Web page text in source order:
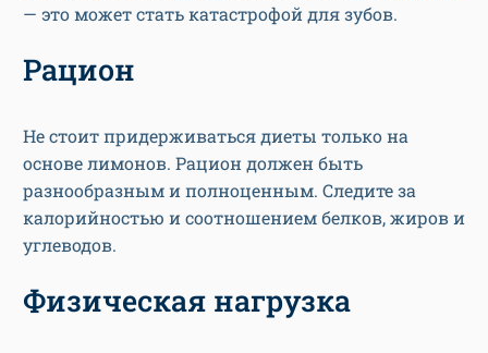
— это может стать катастрофой для зубов.
Рацион
Не стоит придерживаться диеты только на
основе лимонов. Рацион должен быть
разнообразным и полноценным. Следите за
калорийностью и соотношением белков, жиров и
углеводов.
Физическая нагрузка